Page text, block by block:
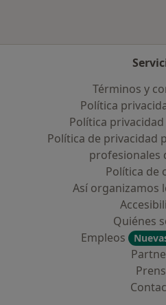
Términos y
Política
Política
Política de privacidad
profesionales
Política de
Así organizamos
Quiénes
Empleos